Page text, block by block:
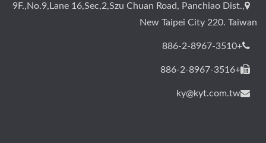
9F.,No.9,Lane 16,Sec,2,Szu Chuan Road, Panchiao Dist.,
New Taipei City 220. Taiwan
+886-2-8967-3510
+886-2-8967-3516
ky@kyt.com.tw